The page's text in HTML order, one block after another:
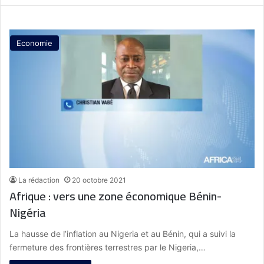
Economie
La rédaction 20 octobre 2021
Afrique : vers une zone économique Bénin-
Nigéria
La hausse de l’inflation au Nigeria et au Bénin, qui a suivi la
fermeture des frontières terrestres par le Nigeria,…